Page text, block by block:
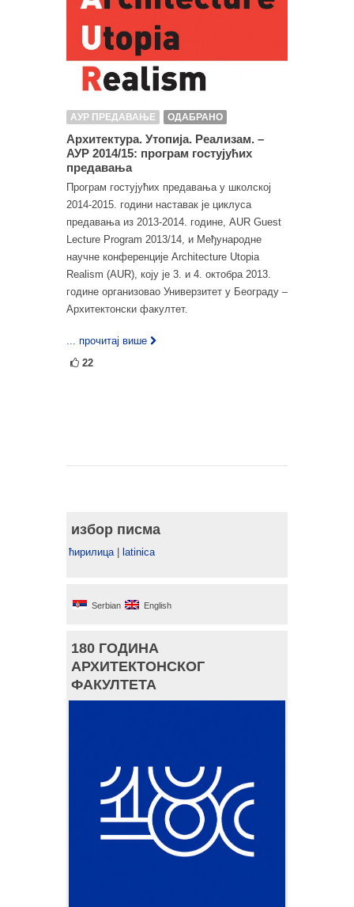
АУР ПРЕДАВАЊЕ ОДАБРАНО
Архитектура. Утопија. Реализам. –
АУР 2014/15: програм гостујућих
предавања
Програм гостујућих предавања у школској
2014-2015. години наставак је циклуса
предавања из 2013-2014. године, AUR Guest
Lecture Program 2013/14, и Међународне
научне конференције Architecture Utopia
Realism (AUR), коју је 3. и 4. октобра 2013.
године организовао Универзитет у Београду –
Архитектонски факултет.
... прочитај више
22
избор писма
ћирилица latinica
Serbian English
180 ГОДИНА
АРХИТЕКТОНСКОГ
ФАКУЛТЕТА